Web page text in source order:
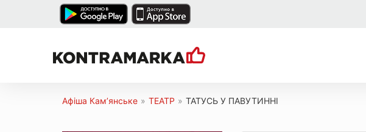
Афіша Кам’янське » ТЕАТР » ТАТУСЬ У ПАВУТИННІ